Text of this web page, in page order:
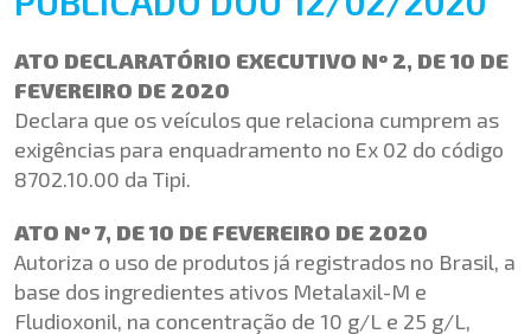
ATO DECLARATÓRIO EXECUTIVO Nº 2, DE 10 DE
FEVEREIRO DE 2020
Declara que os veículos que relaciona cumprem as
exigências para enquadramento no Ex 02 do código
8702.10.00 da Tipi.
ATO Nº 7, DE 10 DE FEVEREIRO DE 2020
Autoriza o uso de produtos já registrados no Brasil, a
base dos ingredientes ativos Metalaxil-M e
Fludioxonil, na concentração de 10 g/L e 25 g/L,